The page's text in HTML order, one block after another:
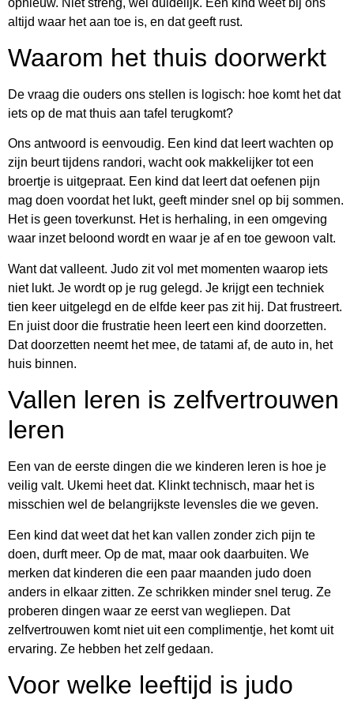
altijd waar het aan toe is, en dat geeft rust.
Waarom het thuis doorwerkt
De vraag die ouders ons stellen is logisch: hoe komt het dat
iets op de mat thuis aan tafel terugkomt?
Ons antwoord is eenvoudig. Een kind dat leert wachten op
zijn beurt tijdens randori, wacht ook makkelijker tot een
broertje is uitgepraat. Een kind dat leert dat oefenen pijn
mag doen voordat het lukt, geeft minder snel op bij sommen.
Het is geen toverkunst. Het is herhaling, in een omgeving
waar inzet beloond wordt en waar je af en toe gewoon valt.
Want dat valleent. Judo zit vol met momenten waarop iets
niet lukt. Je wordt op je rug gelegd. Je krijgt een techniek
tien keer uitgelegd en de elfde keer pas zit hij. Dat frustreert.
En juist door die frustratie heen leert een kind doorzetten.
Dat doorzetten neemt het mee, de tatami af, de auto in, het
huis binnen.
Vallen leren is zelfvertrouwen
leren
Een van de eerste dingen die we kinderen leren is hoe je
veilig valt. Ukemi heet dat. Klinkt technisch, maar het is
misschien wel de belangrijkste levensles die we geven.
Een kind dat weet dat het kan vallen zonder zich pijn te
doen, durft meer. Op de mat, maar ook daarbuiten. We
merken dat kinderen die een paar maanden judo doen
anders in elkaar zitten. Ze schrikken minder snel terug. Ze
proberen dingen waar ze eerst van wegliepen. Dat
zelfvertrouwen komt niet uit een complimentje, het komt uit
ervaring. Ze hebben het zelf gedaan.
Voor welke leeftijd is judo